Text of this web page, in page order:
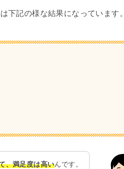
下記の様な結果になっています。
、満足度は高いんです。